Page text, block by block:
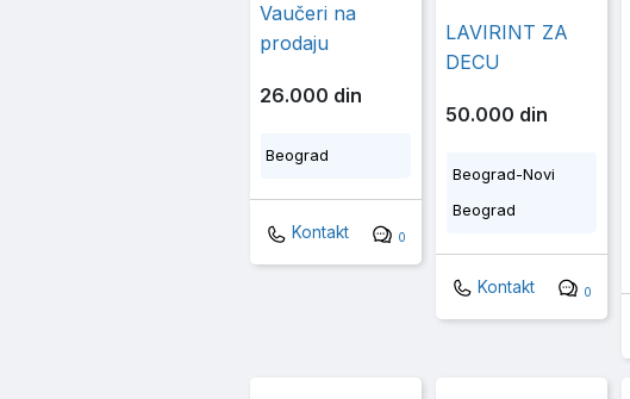
Vaučeri na
prodaju
26.000 din
Beograd
Kontakt 0
LAVIRINT ZA
DECU
50.000 din
Beograd-Novi
Beograd
Kontakt 0